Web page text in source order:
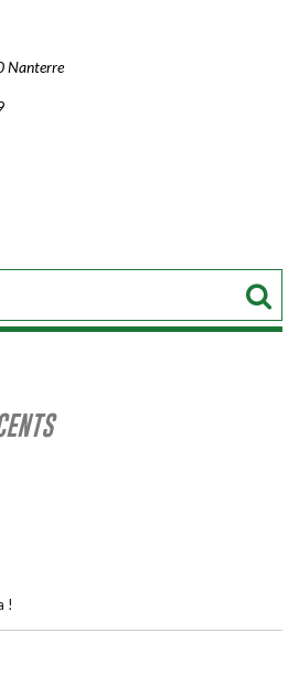
Nanterre
!